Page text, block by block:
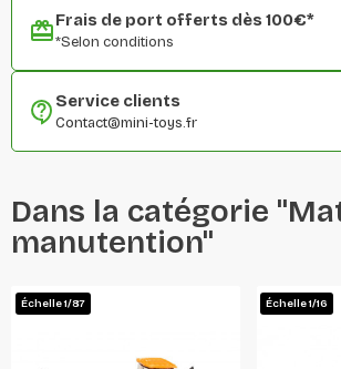
Frais de port offerts dès 100€*
*Selon conditions
Service clients
Contact@mini-toys.fr
Dans la catégorie
manutention"
Échelle 1/87 Échelle 1/16